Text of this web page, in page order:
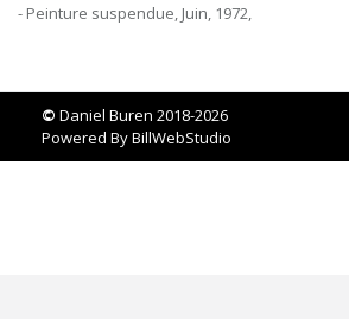
- Peinture suspendue, Juin, 1972,
© Daniel Buren 2018-2026
Powered ByBillWebStudio